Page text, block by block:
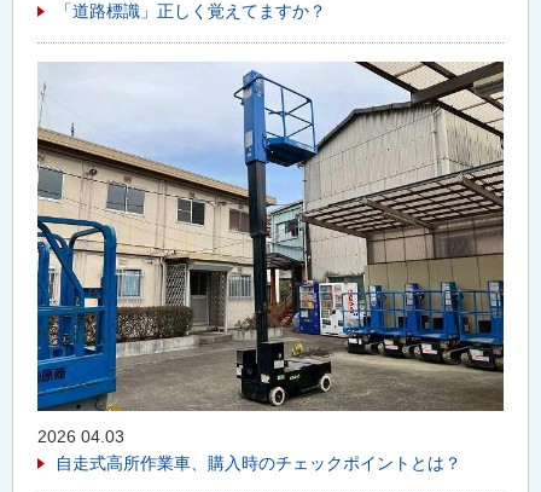
「道路標識」正しく覚えてますか？
2026 04.03
自走式高所作業車、購入時のチェックポイントとは？